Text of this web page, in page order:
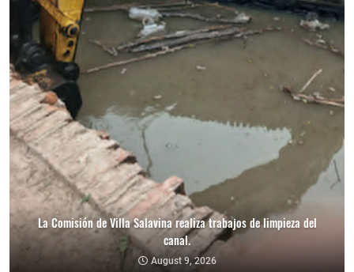
La Comisión de Villa Salavina realiza trabajos de limpieza del
canal.
August 9, 2026